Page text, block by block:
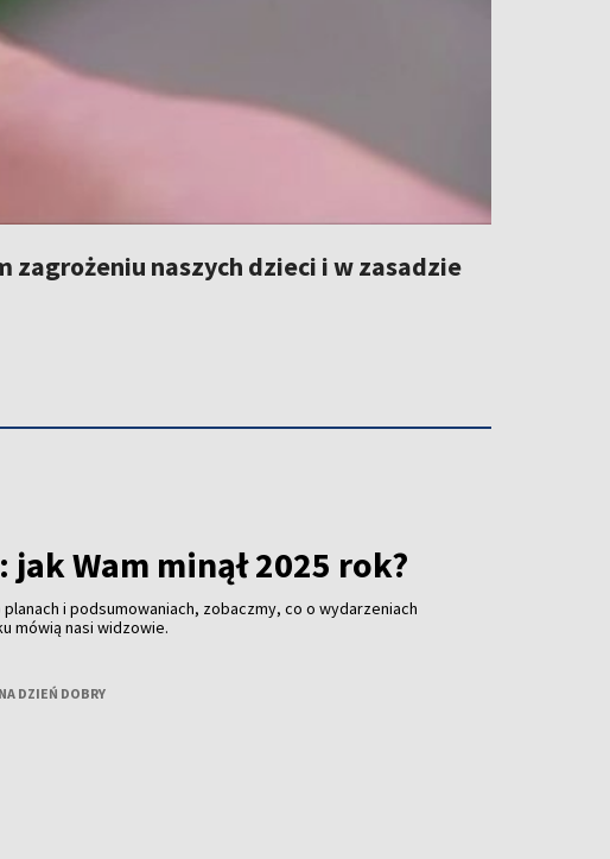
zagrożeniu naszych dzieci i w zasadzie
jak Wam minął 2025 rok?
i podsumowaniach, zobaczmy, co o wydarzeniach
mówią nasi widzowie.
DZIEŃ DOBRY